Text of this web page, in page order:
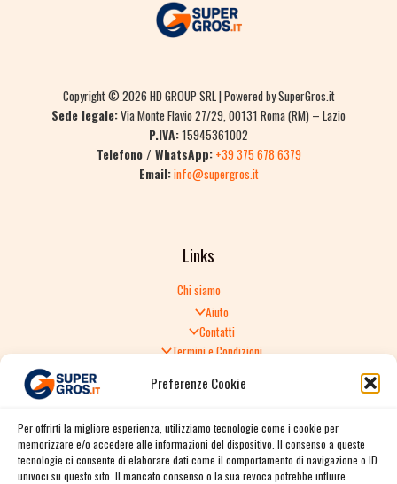
Preferenze Cookie
Per offrirti la migliore esperienza, utilizziamo tecnologie come i cookie per
memorizzare e/o accedere alle informazioni del dispositivo. Il consenso a queste
tecnologie ci consente di elaborare dati come il comportamento di navigazione o ID
univoci su questo sito. Il mancato consenso o la sua revoca potrebbe influire
Copyright © 2026 HD GROUP SRL | Powered by SuperGros.it
Sede legale:Via Monte Flavio 27/29, 00131 Roma (RM) – Lazio
P.IVA:15945361002
Telefono / WhatsApp: +39 375 678 6379
Email:info@supergros.it
Links
Chi siamo
Aiuto
Contatti
Termini e Condizioni
Politica di Reso
Spedizione e consegna
Informativa sulla Privacy
Cookie Policy